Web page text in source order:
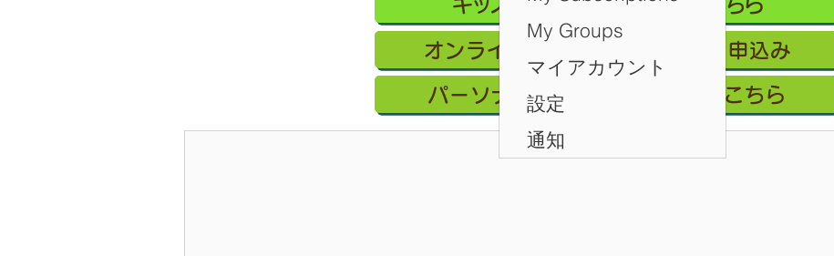
オンライン会員フリープラン/お申込み
パーソナルレッスン ご予約はこちら
My Groups
マイアカウント
設定
通知